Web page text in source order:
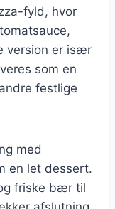
fyld, hvor
version er især
som en
festlige
med
en let dessert.
friske bær til